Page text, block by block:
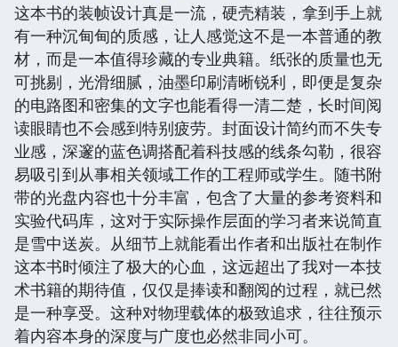
这本书的装帧设计真是一流，硬壳精装，拿到手上就
有一种沉甸甸的质感，让人感觉这不是一本普通的教
材，而是一本值得珍藏的专业典籍。纸张的质量也无
可挑剔，光滑细腻，油墨印刷清晰锐利，即便是复杂
的电路图和密集的文字也能看得一清二楚，长时间阅
读眼睛也不会感到特别疲劳。封面设计简约而不失专
业感，深邃的蓝色调搭配着科技感的线条勾勒，很容
易吸引到从事相关领域工作的工程师或学生。随书附
带的光盘内容也十分丰富，包含了大量的参考资料和
实验代码库，这对于实际操作层面的学习者来说简直
是雪中送炭。从细节上就能看出作者和出版社在制作
这本书时倾注了极大的心血，这远超出了我对一本技
术书籍的期待值，仅仅是捧读和翻阅的过程，就已然
是一种享受。这种对物理载体的极致追求，往往预示
着内容本身的深度与广度也必然非同小可。